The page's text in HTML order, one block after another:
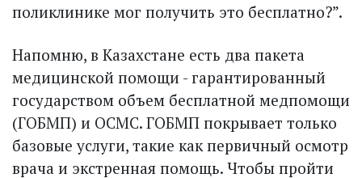
поликлинике мог получить это бесплатно?”.
Напомню, в Казахстане есть два пакета
медицинской помощи - гарантированный
государством объем бесплатной медпомощи
(ГОБМП) и ОСМС. ГОБМП покрывает только
базовые услуги, такие как первичный осмотр
врача и экстренная помощь. Чтобы пройти